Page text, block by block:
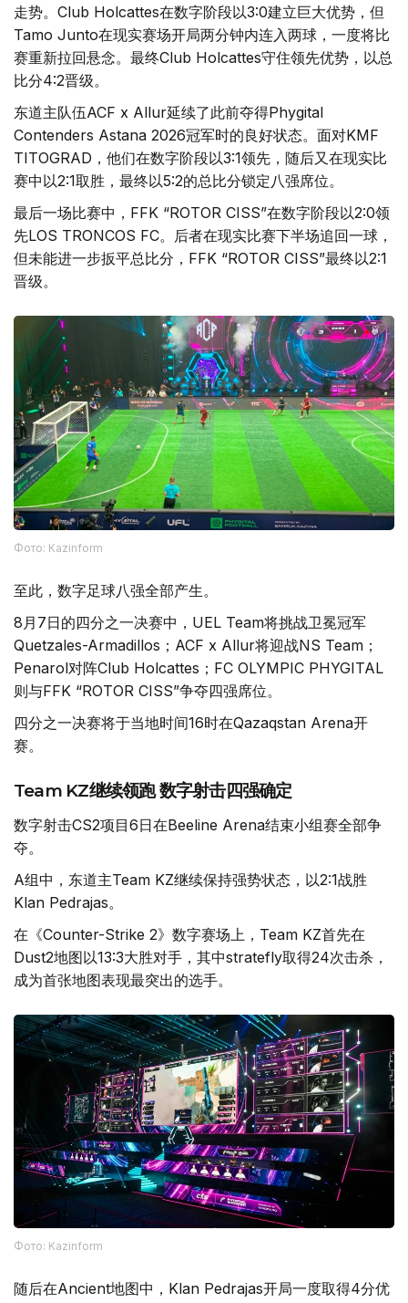
走势。Club Holcattes在数字阶段以3:0建立巨大优势，但
Tamo Junto在现实赛场开局两分钟内连入两球，一度将比
赛重新拉回悬念。最终Club Holcattes守住领先优势，以总
比分4:2晋级。
东道主队伍ACF x Allur延续了此前夺得Phygital
Contenders Astana 2026冠军时的良好状态。面对KMF
TITOGRAD，他们在数字阶段以3:1领先，随后又在现实比
赛中以2:1取胜，最终以5:2的总比分锁定八强席位。
最后一场比赛中，FFK “ROTOR CISS”在数字阶段以2:0领
先LOS TRONCOS FC。后者在现实比赛下半场追回一球，
但未能进一步扳平总比分，FFK “ROTOR CISS”最终以2:1
晋级。
Фото: Kazinform
至此，数字足球八强全部产生。
8月7日的四分之一决赛中，UEL Team将挑战卫冕冠军
Quetzales-Armadillos；ACF x Allur将迎战NS Team；
Penarol对阵Club Holcattes；FC OLYMPIC PHYGITAL
则与FFK “ROTOR CISS”争夺四强席位。
四分之一决赛将于当地时间16时在Qazaqstan Arena开
赛。
Team KZ继续领跑 数字射击四强确定
数字射击CS2项目6日在Beeline Arena结束小组赛全部争
夺。
A组中，东道主Team KZ继续保持强势状态，以2:1战胜
Klan Pedrajas。
在《Counter-Strike 2》数字赛场上，Team KZ首先在
Dust2地图以13:3大胜对手，其中stratefly取得24次击杀，
成为首张地图表现最突出的选手。
Фото: Kazinform
随后在Ancient地图中，Klan Pedrajas开局一度取得4分优